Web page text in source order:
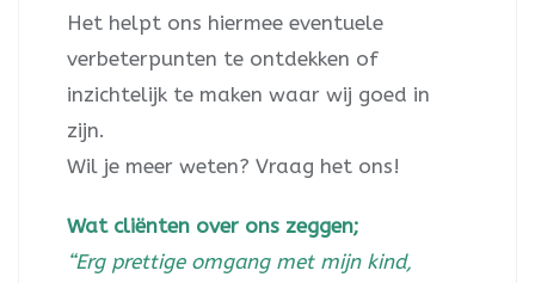
Het helpt ons hiermee eventuele
verbeterpunten te ontdekken of
inzichtelijk te maken waar wij goed in
zijn.
Wil je meer weten? Vraag het ons!
Wat cliënten over ons zeggen;
“Erg prettige omgang met mijn kind,